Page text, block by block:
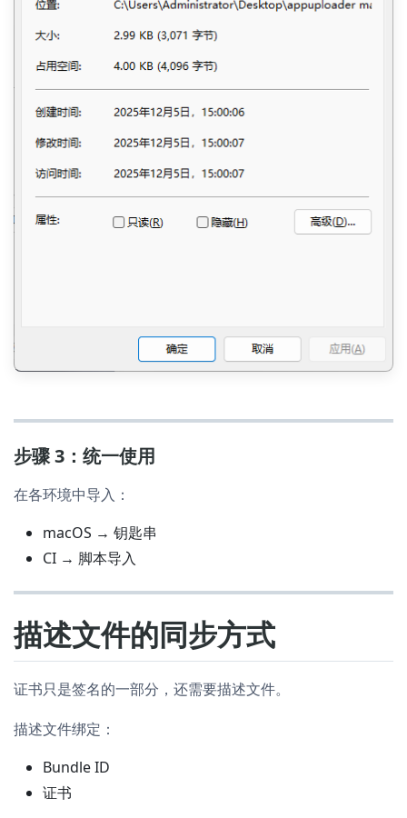
步骤 3：统一使用
在各环境中导入：
macOS → 钥匙串
CI → 脚本导入
描述文件的同步方式
证书只是签名的一部分，还需要描述文件。
描述文件绑定：
Bundle ID
证书